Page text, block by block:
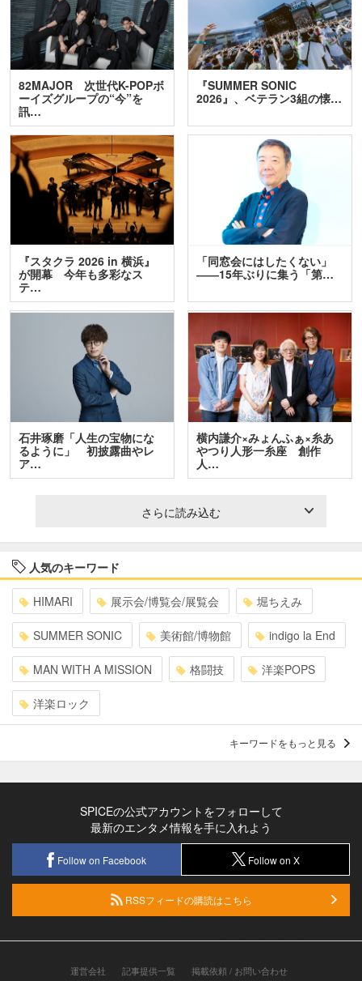
82MAJOR 次世代K-POPボ
ーイズグループの“今”を
訊…
『SUMMER SONIC
2026』、ベテラン3組の懐…
『スタクラ 2026 in 横浜』
が開幕 今年も多彩なス
テ…
「同窓会にはしたくない」
――15年ぶりに集う「第…
石井琢磨「人生の宝物にな
るように」 初披露曲やレ
ア…
横内謙介×みょんふぁ×糸あ
やつり人形一糸座 創作
人…
さらに読み込む
人気のキーワード
HIMARI 展示会/博覧会/展覧会 堀ちえみ
SUMMER SONIC 美術館/博物館 indigo la End
MAN WITH A MISSION 格闘技 洋楽POPS
洋楽ロック
キーワードをもっと見る
SPICEの公式アカウントをフォローして
最新のエンタメ情報を手に入れよう
Follow on Facebook Follow on X
RSSフィードの購読はこちら
運営会社 記事提供一覧 掲載依頼 / お問い合わせ